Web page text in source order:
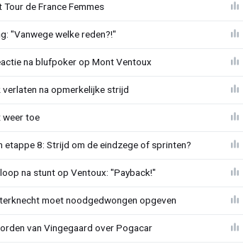
de France Femmes
"Vanwege welke reden?!"
na blufpoker op Mont Ventoux
na opmerkelijke strijd
weer toe
etappe 8: Strijd om de eindzege of sprinten?
na stunt op Ventoux: "Payback!"
moet noodgedwongen opgeven
van Vingegaard over Pogacar